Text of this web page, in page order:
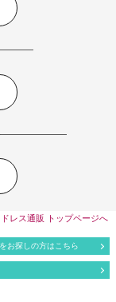
レス通販 トップページへ
お探しの方はこちら